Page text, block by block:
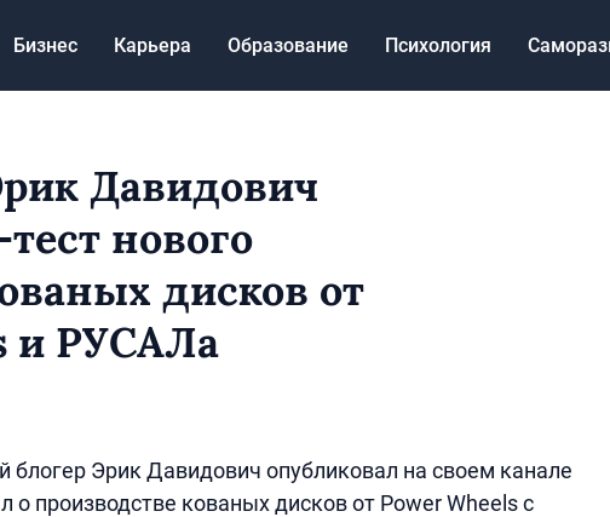
Бизнес Карьера Образование Психология
Давидович
нового
дисков от
и РУСАЛа
Эрик Давидович опубликовал на своем канале
о производстве кованых дисков от Power Wheels с